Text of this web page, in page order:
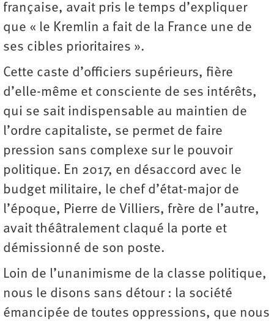
française, avait pris le temps d’expliquer
que « le Kremlin a fait de la France une de
ses cibles prioritaires ».
Cette caste d’officiers supérieurs, fière
d’elle-même et consciente de ses intérêts,
qui se sait indispensable au maintien de
l’ordre capitaliste, se permet de faire
pression sans complexe sur le pouvoir
politique. En 2017, en désaccord avec le
budget militaire, le chef d’état-major de
l’époque, Pierre de Villiers, frère de l’autre,
avait théâtralement claqué la porte et
démissionné de son poste.
Loin de l’unanimisme de la classe politique,
nous le disons sans détour : la société
émancipée de toutes oppressions, que nous